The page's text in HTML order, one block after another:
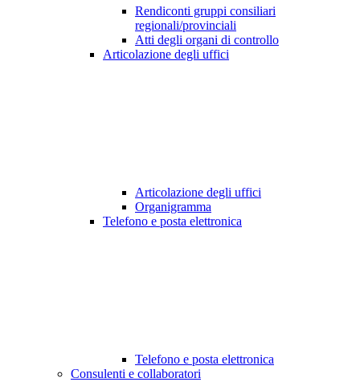
Rendiconti gruppi consiliari
regionali/provinciali
Atti degli organi di controllo
Articolazione degli uffici
Articolazione degli uffici
Organigramma
Telefono e posta elettronica
Telefono e posta elettronica
Consulenti e collaboratori